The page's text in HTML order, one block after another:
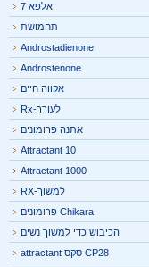
אלפא 7
תחמושת
Androstadienone
Androstenone
אקווה חיים
לעורר-Rx
אתנה פרומונים
Attractant 10
Attractant 1000
למשוך-RX
Chikara פרומונים
הכיבוש כדי למשוך נשים
CP28 סקס attractant